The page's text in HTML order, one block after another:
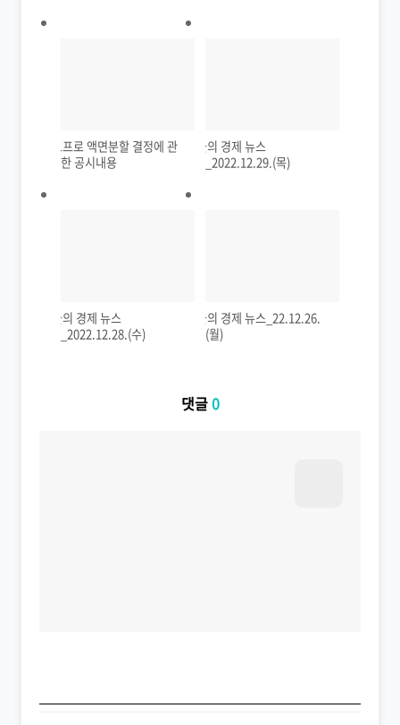
에코프로 액면분할 결정에 관
한 공시내용
오늘의 경제 뉴스
_2022.12.29.(목)
오늘의 경제 뉴스
_2022.12.28.(수)
오늘의 경제 뉴스_22.12.26.
(월)
댓글0